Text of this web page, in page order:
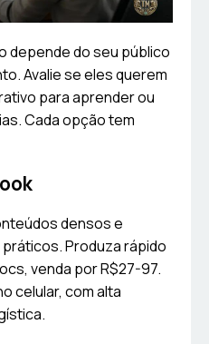
depende do seu público
Avalie se eles querem
para aprender ou
Cada opção tem
densos e
Produza rápido
venda por R$27-97.
celular, com alta